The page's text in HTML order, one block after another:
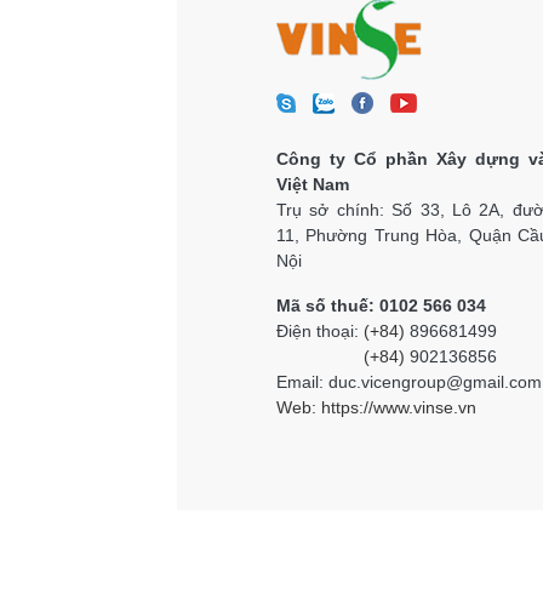
Công ty Cổ phần Xây dựng
Việt Nam
Trụ sở chính: Số 33, Lô 2A,
11, Phường Trung Hòa, Quận
Nội
Mã số thuế: 0102 566 034
Điện thoại: (+84) 896681499
(+84) 902136856
Email: duc.vicengroup@gmail.com
Web: https://www.vinse.vn